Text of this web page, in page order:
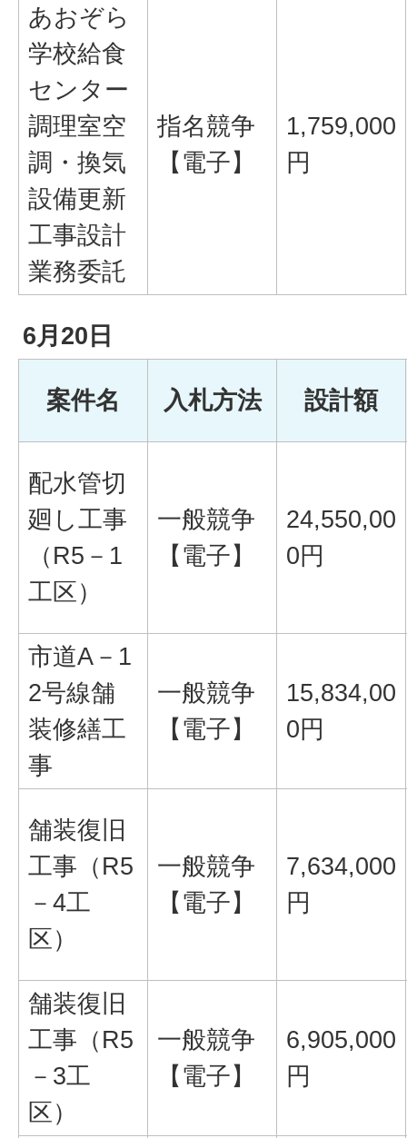
あおぞら
学校給食
センター
調理室空
調・換気
設備更新
工事設計
業務委託
指名競争
【電子】
1,759,000
円
6月20日
案件名 入札方法 設計額
配水管切
廻し工事
（R5－1
工区）
一般競争
【電子】
24,550,00
0円
市道A－1
2号線舗
装修繕工
事
一般競争
【電子】
15,834,00
0円
舗装復旧
工事（R5
－4工
区）
一般競争
【電子】
7,634,000
円
舗装復旧
工事（R5
－3工
区）
一般競争
【電子】
6,905,000
円